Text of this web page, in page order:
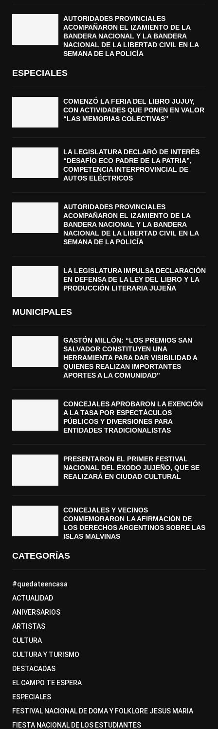
AUTORIDADES PROVINCIALES
ACOMPAÑARON EL IZAMIENTO DE LA
BANDERA NACIONAL Y LA BANDERA
NACIONAL DE LA LIBERTAD CIVIL EN LA
SEMANA DE LA POLICÍA
ESPECIALES
COMENZÓ LA FERIA DEL LIBRO JUJUY,
CON ACTIVIDADES QUE PONEN EN VALOR
“LAS MEMORIAS COLECTIVAS”
LA LEGISLATURA DECLARÓ DE INTERÉS
“DESAFÍO ECO PADRE DE LA PATRIA”,
COMPETENCIA INTERPROVINCIAL DE
AUTOS ELÉCTRICOS
AUTORIDADES PROVINCIALES
ACOMPAÑARON EL IZAMIENTO DE LA
BANDERA NACIONAL Y LA BANDERA
NACIONAL DE LA LIBERTAD CIVIL EN LA
SEMANA DE LA POLICÍA
LA LEGISLATURA IMPULSA DECLARACIÓN
EN DEFENSA DE LA LEY DEL LIBRO Y LA
PRODUCCIÓN LITERARIA JUJEÑA
MUNICIPALES
GASTÓN MILLÓN: “LOS PREMIOS SAN
SALVADOR CONSTITUYEN UNA
HERRAMIENTA PARA DAR VISIBILIDAD A
QUIENES REALIZAN IMPORTANTES
APORTES A LA COMUNIDAD”
CONCEJALES APROBARON LA EXENCIÓN
A LA TASA POR ESPECTÁCULOS
PÚBLICOS Y DIVERSIONES PARA
ENTIDADES TRADICIONALISTAS
PRESENTARON EL PRIMER FESTIVAL
NACIONAL DEL ÉXODO JUJEÑO, QUE SE
REALIZARÁ EN CIUDAD CULTURAL
CONCEJALES Y VECINOS
CONMEMORARON LA AFIRMACIÓN DE
LOS DERECHOS ARGENTINOS SOBRE LAS
ISLAS MALVINAS
CATEGORÍAS
#quedateencasa
ACTUALIDAD
ANIVERSARIOS
ARTISTAS
CULTURA
CULTURA Y TURISMO
DESTACADAS
EL CAMPO TE ESPERA
ESPECIALES
FESTIVAL NACIONAL DE DOMA Y FOLKLORE JESUS MARIA
FIESTA NACIONAL DE LOS ESTUDIANTES